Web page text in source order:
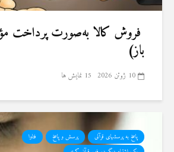
فروش کالا به‌صورت
باز)
10 ژوئن 2026 15 نمایش ها
پاسخ به پرسشهای قرآنی پرسش و پاسخ
فتاوا